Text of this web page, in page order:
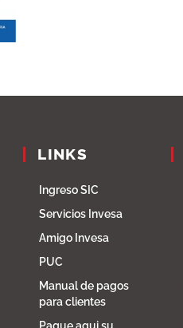
LINKS
Ingreso SIC
Servicios Invesa
Amigo Invesa
PUC
Manual de pagos
para clientes